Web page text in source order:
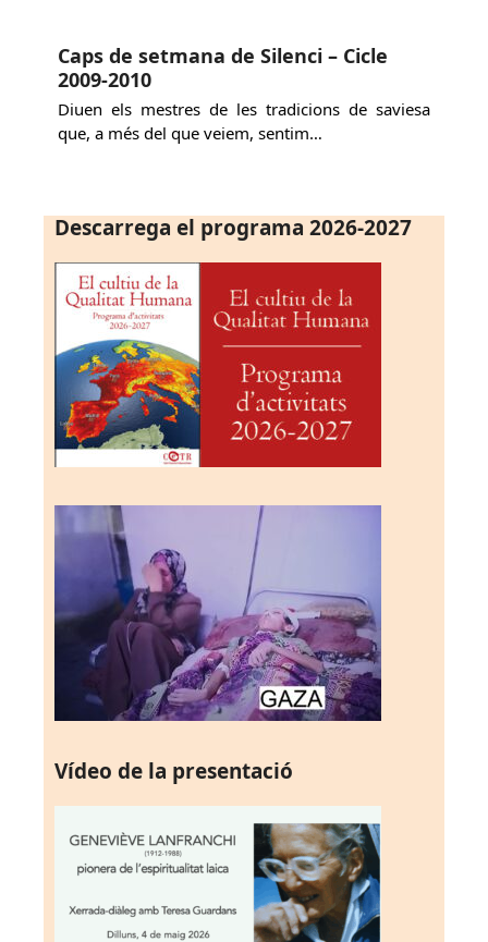
Caps de setmana de Silenci – Cicle
2009-2010
Diuen els mestres de les tradicions de saviesa
que, a més del que veiem, sentim…
Descarrega el programa 2026-2027
Vídeo de la presentació